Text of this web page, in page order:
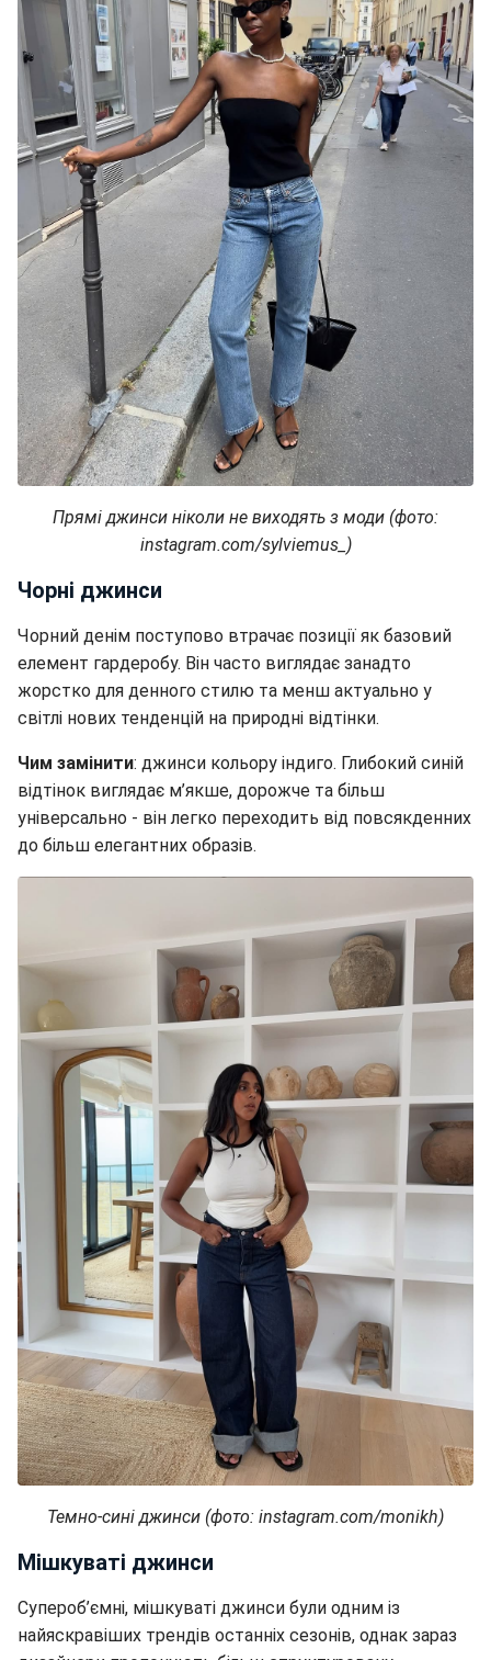
Прямі джинси ніколи не виходять з моди (фото:
instagram.com/sylviemus_)
Чорні джинси
Чорний денім поступово втрачає позиції як базовий
елемент гардеробу. Він часто виглядає занадто
жорстко для денного стилю та менш актуально у
світлі нових тенденцій на природні відтінки.
Чим замінити: джинси кольору індиго. Глибокий синій
відтінок виглядає м’якше, дорожче та більш
універсально - він легко переходить від повсякденних
до більш елегантних образів.
Темно-сині джинси (фото: instagram.com/monikh)
Мішкуваті джинси
Супероб’ємні, мішкуваті джинси були одним із
найяскравіших трендів останніх сезонів, однак зараз